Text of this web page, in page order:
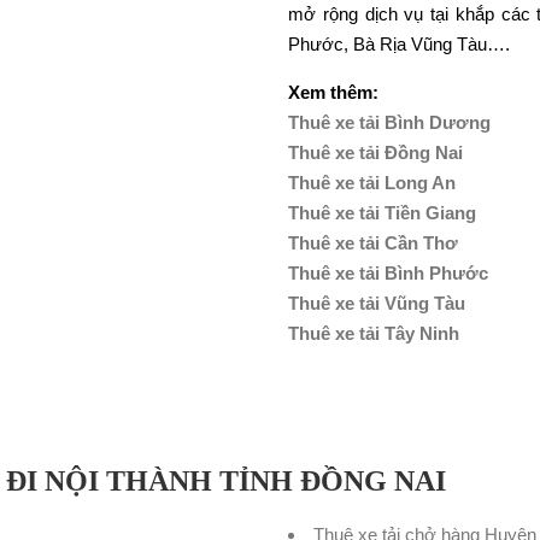
mở rộng dịch vụ tại khắp các
Phước, Bà Rịa Vũng Tàu….
Xem thêm:
Thuê xe tải Bình Dương
Thuê xe tải Đồng Nai
Thuê xe tải Long An
Thuê xe tải Tiền Giang
Thuê xe tải Cần Thơ
Thuê xe tải Bình Phước
Thuê xe tải Vũng Tàu
Thuê xe tải Tây Ninh
NỘI THÀNH TỈNH ĐỒNG NAI
Thuê xe tải chở hàng